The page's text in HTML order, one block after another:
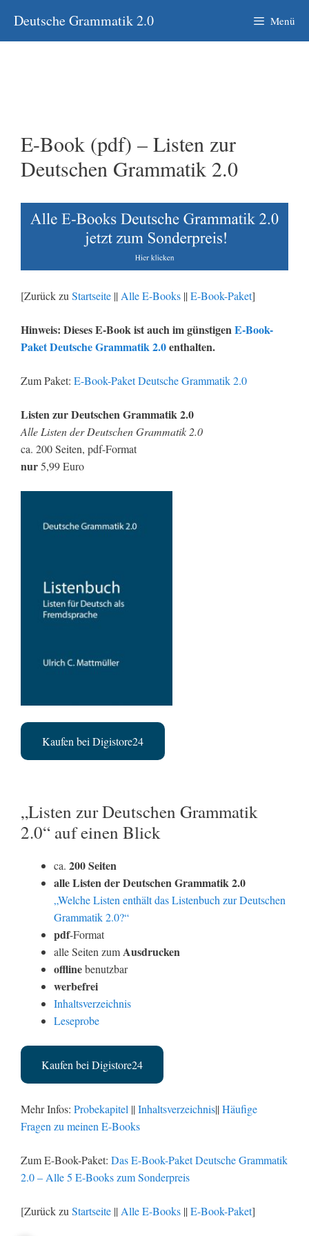
Inhalt
springen
Deutsche Grammatik 2.0 Menü
E-Book (pdf) – Listen zur
Deutschen Grammatik 2.0
[Zurück zu Startseite || Alle E-Books ||E-Book-Paket]
Hinweis: Dieses E-Book ist auch im günstigen E-Book-
Paket Deutsche Grammatik 2.0enthalten.
Zum Paket: E-Book-Paket Deutsche Grammatik 2.0
Listen zur Deutschen Grammatik 2.0
Alle Listen der Deutschen Grammatik 2.0
ca. 200 Seiten, pdf-Format
nur5,99 Euro
Kaufen bei Digistore24
„Listen zur Deutschen Grammatik
2.0“ auf einen Blick
ca. 200 Seiten
alle Listen der Deutschen Grammatik 2.0
„Welche Listen enthält das Listenbuch zur Deutschen
Grammatik 2.0?“
pdf-Format
alle Seiten zumAusdrucken
offlinebenutzbar
werbefrei
Inhaltsverzeichnis
Leseprobe
Kaufen bei Digistore24
Mehr Infos: Probekapitel ||Inhaltsverzeichnis||Häufige
Fragen zu meinen E-Books
Zum E-Book-Paket: Das E-Book-Paket Deutsche Grammatik
2.0 – Alle 5 E-Books zum Sonderpreis
[Zurück zu Startseite || Alle E-Books ||E-Book-Paket]